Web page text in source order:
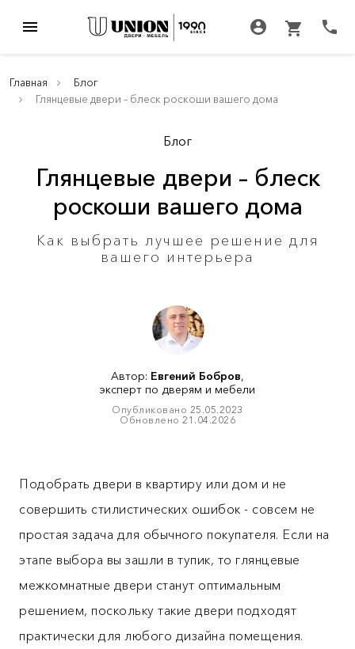
menu account_circle shopping_cart call
Главная
Блог
Глянцевые двери – блеск роскоши вашего дома
Блог
Глянцевые двери – блеск
роскоши вашего дома
Как выбрать лучшее решение для
вашего интерьера
Автор: Евгений Бобров,
эксперт по дверям и мебели
Опубликовано 25.05.2023
Обновлено 21.04.2026
Подобрать двери в квартиру или дом и не
совершить стилистических ошибок - совсем не
простая задача для обычного покупателя. Если на
этапе выбора вы зашли в тупик, то глянцевые
межкомнатные двери станут оптимальным
решением, поскольку такие двери подходят
практически для любого дизайна помещения.